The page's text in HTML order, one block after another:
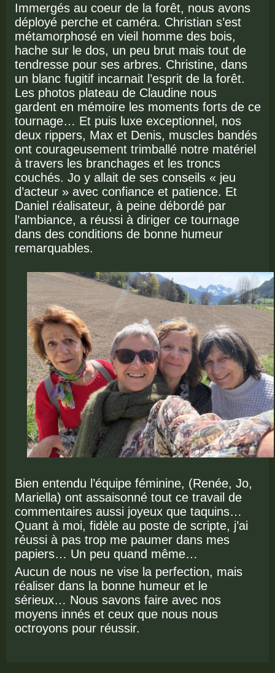
Immergés au coeur de la forêt, nous avons
déployé perche et caméra. Christian s’est
métamorphosé en vieil homme des bois,
hache sur le dos, un peu brut mais tout de
tendresse pour ses arbres. Christine, dans
un blanc fugitif incarnait l’esprit de la forêt.
Les photos plateau de Claudine nous
gardent en mémoire les moments forts de ce
tournage… Et puis luxe exceptionnel, nos
deux rippers, Max et Denis, muscles bandés
ont courageusement trimballé notre matériel
à travers les branchages et les troncs
couchés. Jo y allait de ses conseils « jeu
d’acteur » avec confiance et patience. Et
Daniel réalisateur, à peine débordé par
l’ambiance, a réussi à diriger ce tournage
dans des conditions de bonne humeur
remarquables.
Bien entendu l’équipe féminine, (Renée, Jo,
Mariella) ont assaisonné tout ce travail de
commentaires aussi joyeux que taquins…
Quant à moi, fidèle au poste de scripte, j’ai
réussi à pas trop me paumer dans mes
papiers… Un peu quand même…
Aucun de nous ne vise la perfection, mais
réaliser dans la bonne humeur et le
sérieux… Nous savons faire avec nos
moyens innés et ceux que nous nous
octroyons pour réussir.